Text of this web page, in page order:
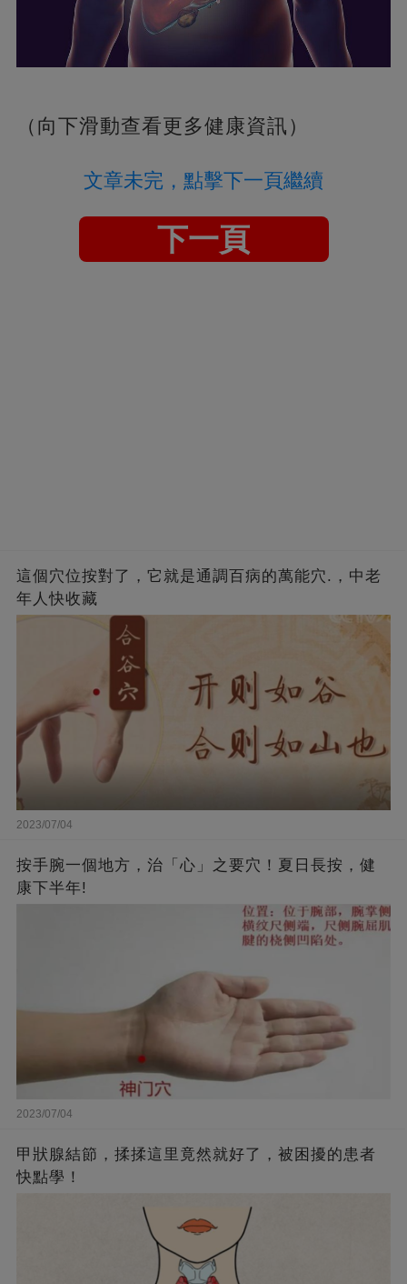
（向下滑動查看更多健康資訊）
文章未完，點擊下一頁繼續
下一頁
這個穴位按對了，它就是通調百病的萬能穴.，中老
年人快收藏
2023/07/04
按手腕一個地方，治「心」之要穴！夏日長按，健
康下半年!
2023/07/04
甲狀腺結節，揉揉這里竟然就好了，被困擾的患者
快點學！